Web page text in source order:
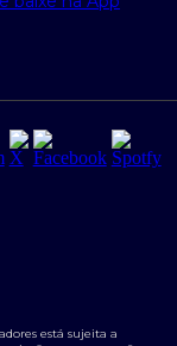
está sujeita a